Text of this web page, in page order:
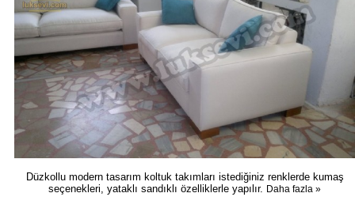
Düzkollu modern tasarım koltuk takımları istediğiniz renklerde kumaş
seçenekleri, yataklı sandıklı özelliklerle yapılır. Daha fazla »